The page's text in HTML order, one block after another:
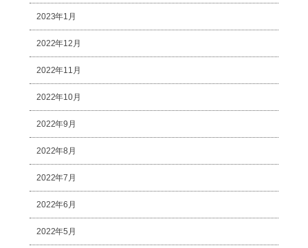
2023年1月
2022年12月
2022年11月
2022年10月
2022年9月
2022年8月
2022年7月
2022年6月
2022年5月